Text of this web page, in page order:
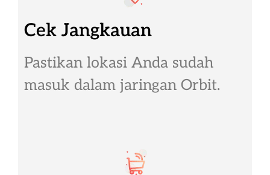
Cek Jangkauan
Pastikan lokasi Anda sudah
masuk dalam jaringan Orbit.